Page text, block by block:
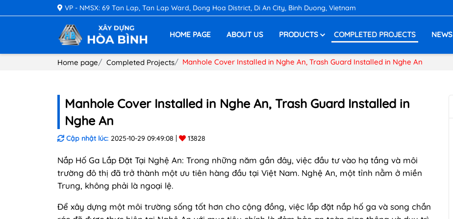
VP - NMSX: 69 Tan Lap, Tan Lap Ward, Dong Hoa District, Di An City, Binh Duong, Vietnam
HOME PAGE ABOUT US PRODUCTS COMPLETED PROJECTS NEWS
Home page Completed Projects Manhole Cover Installed in Nghe An, Trash Guard Installed in Nghe An
Manhole Cover Installed in Nghe An, Trash Guard Installed in
Nghe An
Cập nhật lúc: 2025-10-29 09:49:08 13828
Nắp Hố Ga Lắp Đặt Tại Nghệ An: Trong những năm gần đây, việc đầu tư vào hạ tầng và môi
trường đô thị đã trở thành một ưu tiên hàng đầu tại Việt Nam. Nghệ An, một tỉnh nằm ở miền
Trung, không phải là ngoại lệ.
Để xây dựng một môi trường sống tốt hơn cho cộng đồng, việc lắp đặt nắp hố ga và song chắn